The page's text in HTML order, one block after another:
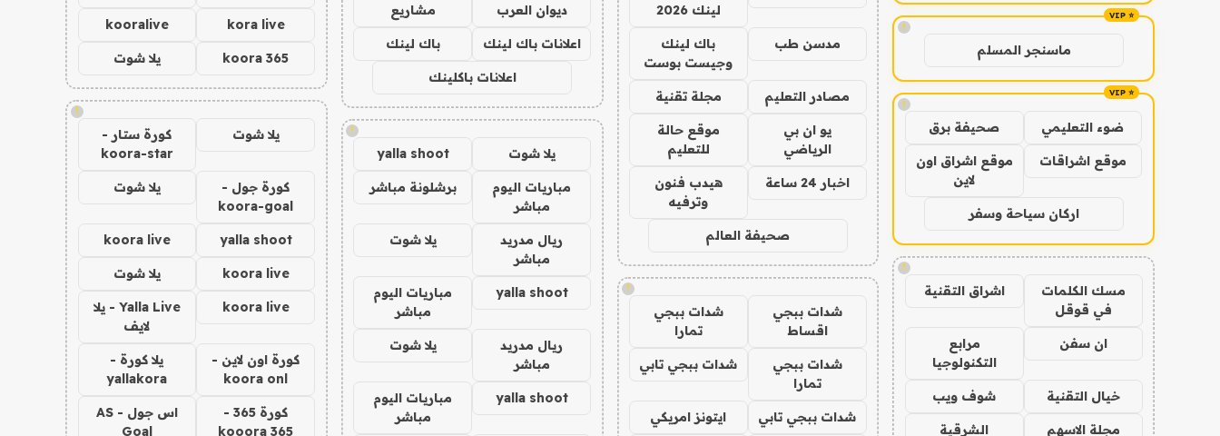
!
ماسنجر المسلم
!
ضوء التعليمي صحيفة برق
موقع اشراقات
موقع اشراق اون
لاين
اركان سياحة وسفر
!
مسك الكلمات
في قوقل
اشراق التقنية
ان سفن
مرابع
التكنولوجيا
خيال التقنية شوف ويب
مجلة الاسهم الشرقية
لينك 2026
مدسن طب
باك لينك
وجيست بوست
مصادر التعليم مجلة تقنية
يو ان بي
الرياضي
موقع حالة
للتعليم
اخبار 24 ساعة
هيدب فنون
وترفيه
صحيفة العالم
!
شدات ببجي
اقساط
شدات ببجي
تمارا
شدات ببجي
تمارا
شدات ببجي تابي
شدات ببجي تابي ايتونز امريكي
ديوان العرب مشاريع
اعلانات باك لينك باك لينك
اعلانات باكلينك
!
يلا شوت yalla shoot
مباريات اليوم
مباشر
برشلونة مباشر
ريال مدريد
مباشر
يلا شوت
yalla shoot
مباريات اليوم
مباشر
ريال مدريد
مباشر
يلا شوت
yalla shoot
مباريات اليوم
مباشر
kora live
kooralive
koora 365 يلا شوت
!
يلا شوت
كورة ستار -
koora-star
كورة جول -
koora-goal
يلا شوت
yalla shoot
koora live
koora live يلا شوت
koora live
Yalla Live - يلا
لايف
كورة اون لاين -
koora onl
يلا كورة -
yallakora
كورة 365 -
kooora 365
اس جول - AS
Goal